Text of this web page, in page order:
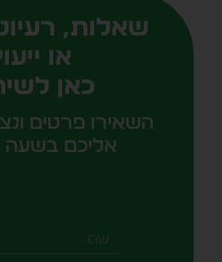
שאלות,
או
כאן
השאירו פרטים
אליכם בשעה
שם